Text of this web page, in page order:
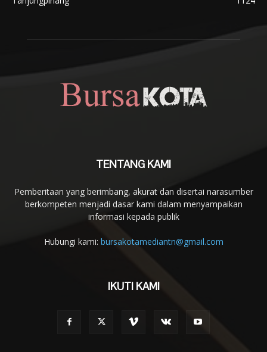
TENTANG KAMI
Pemberitaan yang berimbang, akurat dan disertai narasumber
berkompeten menjadi dasar kami dalam menyampaikan
informasi kepada publik
Hubungi kami: bursakotamediantn@gmail.com
IKUTI KAMI